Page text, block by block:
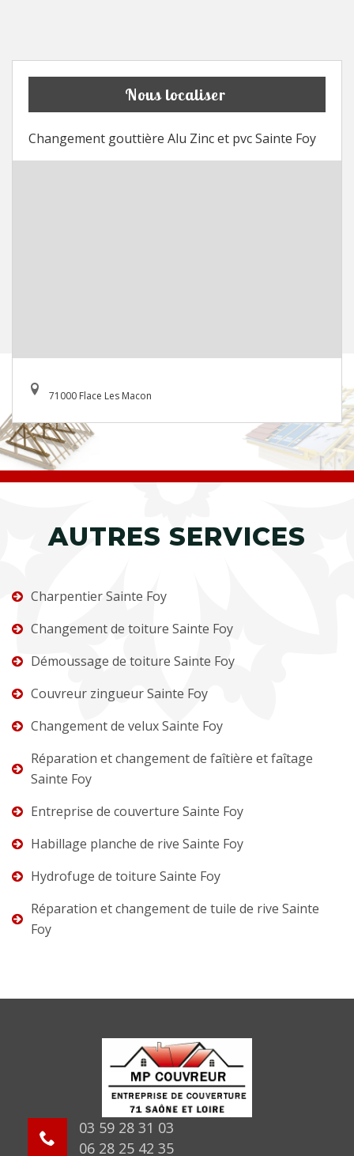
Nous localiser
Changement gouttière Alu Zinc et pvc Sainte Foy
71000 Flace Les Macon
AUTRES SERVICES
Charpentier Sainte Foy
Changement de toiture Sainte Foy
Démoussage de toiture Sainte Foy
Couvreur zingueur Sainte Foy
Changement de velux Sainte Foy
Réparation et changement de faîtière et faîtage
Sainte Foy
Entreprise de couverture Sainte Foy
Habillage planche de rive Sainte Foy
Hydrofuge de toiture Sainte Foy
Réparation et changement de tuile de rive Sainte
Foy
03 59 28 31 03
06 28 25 42 35